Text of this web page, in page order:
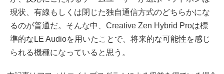
現状、有線もしくは閉じた独自通信方式のどちらかにな
るのが普通だ。そんな中、Creative Zen Hybrid Proは標
準的なLE Audioを用いたことで、将来的な可能性を感じ
られる機種になっていると思う。